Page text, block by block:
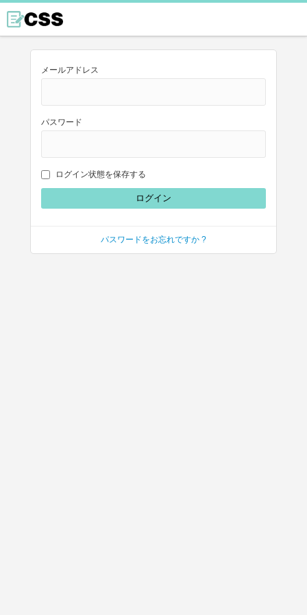
メールアドレス
パスワード
ログイン状態を保存する
パスワードをお忘れですか ?